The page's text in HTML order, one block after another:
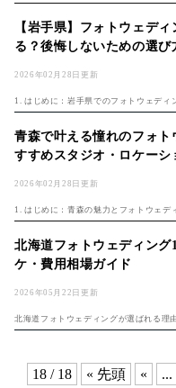
タイルが多様化する中で、写真撮影に重
ング」が人気を集めています。特に、宮
造物、そ...
2026年02月28日更新
【岩手県】フォトウェデ
る？後悔しないための選び
1. はじめに：岩手県でのフォトウェディ
を祝うフォトウェディング。近年では、
い出の地や憧れの場所でロケーション撮
ます。特...
2026年02月28日更新
青森で叶える憧れのフォト
すすめスタジオ・ロケーシ
1. はじめに：青森の魅力とフォトウェデ
や歴史的な建造物、そして四季折々の美
す。雄大な岩木山や神秘的な十和田湖、
流など、フ...
2026年05月22日更新
北海道フォトウェディング
ケ・費用相場ガイド
北海道フォトウェディングが選ばれる理
ーション 北海道は、 雄大な自然・四季
ラベン...
18 / 18 « 先頭 « ...